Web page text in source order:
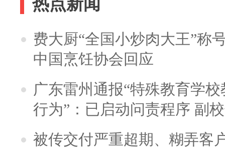
热点新闻
费大厨“全国小炒肉大王”称
中国烹饪协会回应
广东雷州通报“特殊教育学
行为”：已启动问责程序 副
被传交付严重超期、糊弄客